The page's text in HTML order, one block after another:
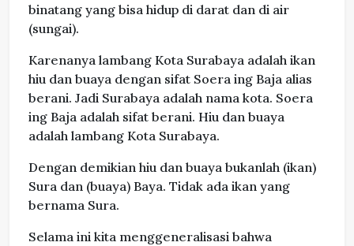
binatang yang bisa hidup di darat dan di air
(sungai).
Karenanya lambang Kota Surabaya adalah ikan
hiu dan buaya dengan sifat Soera ing Baja alias
berani. Jadi Surabaya adalah nama kota. Soera
ing Baja adalah sifat berani. Hiu dan buaya
adalah lambang Kota Surabaya.
Dengan demikian hiu dan buaya bukanlah (ikan)
Sura dan (buaya) Baya. Tidak ada ikan yang
bernama Sura.
Selama ini kita menggeneralisasi bahwa